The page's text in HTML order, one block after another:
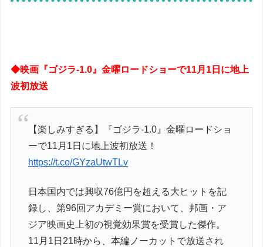
◆映画『ゴジラ-1.0』金曜ロードショーで11月1日に地上
波初放送
【楽しみすぎる】『ゴジラ-1.0』金曜ロードショ
ーで11月1日に地上波初放送！
https://t.co/GYzaUtwTLv
日本国内では興収76億円を超える大ヒットを記
録し、第96回アカデミー賞において、邦画・ア
ジア映画史上初の視覚効果賞を受賞した傑作。
11月1日21時から、本編ノーカットで放送され